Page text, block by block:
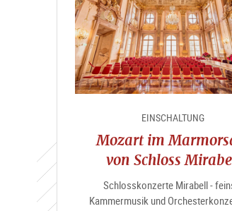
EINSCHALTUNG
Mozart im
von Schloss
Schlosskonzerte Mirabell -
Kammermusik und